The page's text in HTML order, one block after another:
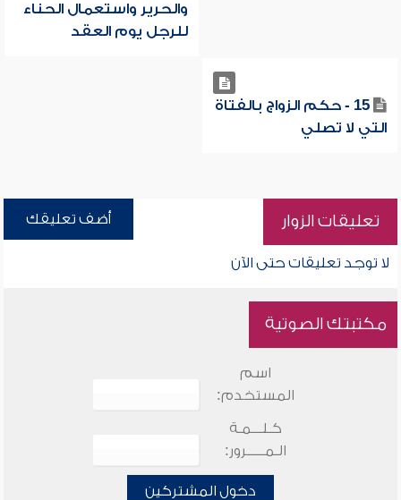
والحرير واستعمال الحناء
للرجل يوم العقد
15 - حكم الزواج بالفتاة
التي لا تصلي
تعليقات الزوار أضف تعليقك
لا توجد تعليقات حتى الآن
مكتبتك الصوتية
اسم
المستخدم:
كـلـــمـة
الـمـــــرور:
دخول المشتركين